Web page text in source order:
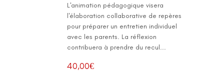
L'animation pédagogique visera
l'élaboration collaborative de repères
pour préparer un entretien individuel
avec les parents. La réflexion
contribuera à prendre du recul...
40,00€